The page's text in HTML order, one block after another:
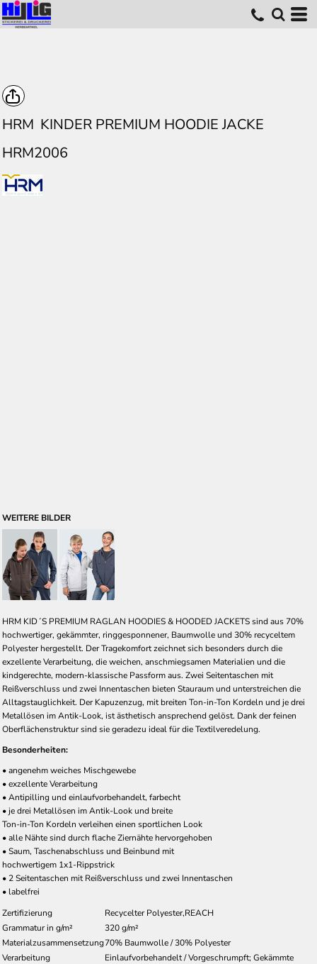
HRM KINDER PREMIUM HOODIE JACKE
HRM2006
WEITERE BILDER
HRM KID´S PREMIUM RAGLAN HOODIES & HOODED JACKETS sind aus 70%
hochwertiger, gekämmter, ringgesponnener, Baumwolle und 30% recyceltem
Polyester hergestellt. Der Tragekomfort zeichnet sich besonders durch die
exzellente Verarbeitung, die weichen, anschmiegsamen Materialien und die
kindgerechte, modern-klassische Passform aus. Zwei Seitentaschen mit
Reißverschluss und zwei Innentaschen bieten Stauraum und unterstreichen die
Alltagstauglichkeit. Der Kapuzenzug, mit breiten Ton-in-Ton Kordeln und je drei
Metallösen im Antik-Look, ist ästhetisch ansprechend gelöst. Dank der feinen
Oberflächenstruktur sind sie geradezu ideal für die Textilveredelung.
Besonderheiten:
• angenehm weiches Mischgewebe
• exzellente Verarbeitung
• Antipilling und einlaufvorbehandelt, farbecht
• je drei Metallösen im Antik-Look und breite
Ton-in-Ton Kordeln verleihen einen sportlichen Look
• alle Nähte sind durch flache Ziernähte hervorgehoben
• Saum, Taschenabschluss und Beinbund mit
hochwertigem 1x1-Rippstrick
• 2 Seitentaschen mit Reißverschluss und zwei Innentaschen
• labelfrei
Zertifizierung
Recycelter Polyester,REACH
Grammatur in g/m²
320 g/m²
Materialzusammensetzung70% Baumwolle / 30% Polyester
Verarbeitung
Einlaufvorbehandelt / Vorgeschrumpft; Gekämmte